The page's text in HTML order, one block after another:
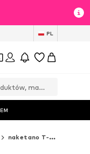
PL
naketano T-shirty